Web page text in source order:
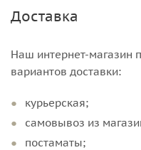
Доставка
Наш интернет-магазин
вариантов доставки:
курьерская;
самовывоз из
постаматы;